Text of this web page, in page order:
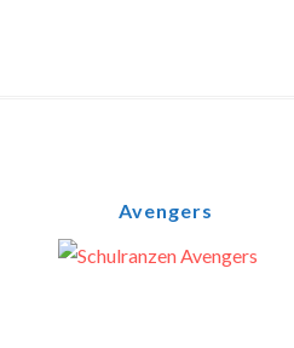
Avengers